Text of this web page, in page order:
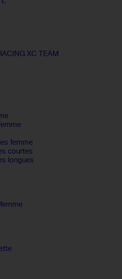
XC TEAM
femme
courtes
longues